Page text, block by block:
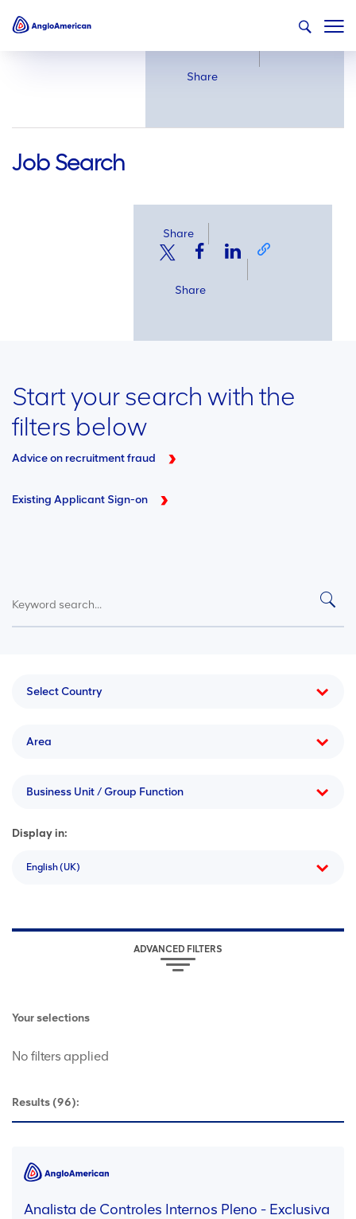
Share
Job Search
Share
Share
Start your search with the
filters below
Advice on recruitment fraud
Existing Applicant Sign-on
Select Country
Area
Business Unit / Group Function
Display in:
English (UK)
ADVANCED FILTERS
Your selections
No filters applied
Results (96):
Analista de Controles Internos Pleno - Exclusiva